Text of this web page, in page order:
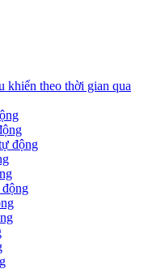
khiển theo thời gian qua
động